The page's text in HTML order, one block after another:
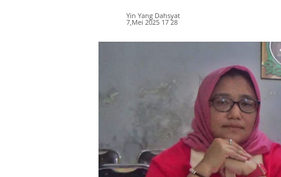
Yin Yang Dahsyat
7,Mei 2025 17 28